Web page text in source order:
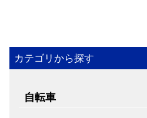
カテゴリから探す
自転車